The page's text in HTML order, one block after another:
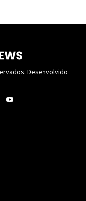
Desenvolvido